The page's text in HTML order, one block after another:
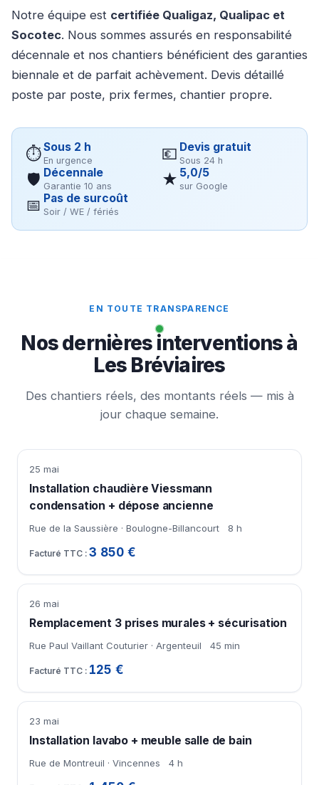
Notre équipe est certifiée Qualigaz, Qualipac et
Socotec. Nous sommes assurés en responsabilité
décennale et nos chantiers bénéficient des garanties
biennale et de parfait achèvement. Devis détaillé
poste par poste, prix fermes, chantier propre.
⏱Sous 2 h
En urgence 💶 Devis gratuit
Sous 24 h
🛡 Décennale
Garantie 10 ans ★ 5,0/5
sur Google
📅 Pas de surcoût
Soir / WE / fériés
EN TOUTE TRANSPARENCE
Nos dernières interventions à
Les Bréviaires
Des chantiers réels, des montants réels — mis à
jour chaque semaine.
25 mai
Installation chaudière Viessmann
condensation + dépose ancienne
Rue de la Saussière · Boulogne-Billancourt 8 h
3 850 €
26 mai
Remplacement 3 prises murales + sécurisation
Rue Paul Vaillant Couturier · Argenteuil 45 min
125 €
23 mai
Installation lavabo + meuble salle de bain
Rue de Montreuil · Vincennes 4 h